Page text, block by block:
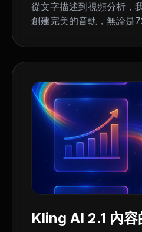
從文字描述到視頻分析，
創建完美的音軌，無論是
Kling AI 2.1 內容